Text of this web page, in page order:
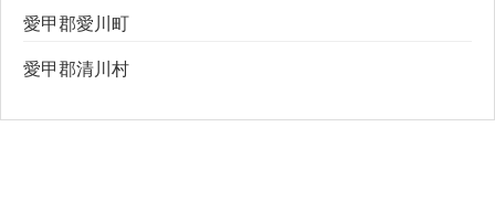
愛甲郡愛川町
愛甲郡清川村